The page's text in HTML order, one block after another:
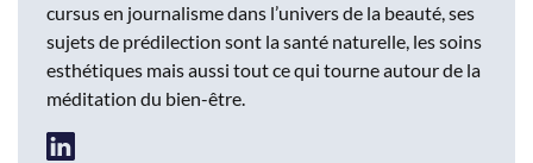
cursus en journalisme dans l’univers de la beauté, ses
sujets de prédilection sont la santé naturelle, les soins
esthétiques mais aussi tout ce qui tourne autour de la
méditation du bien-être.